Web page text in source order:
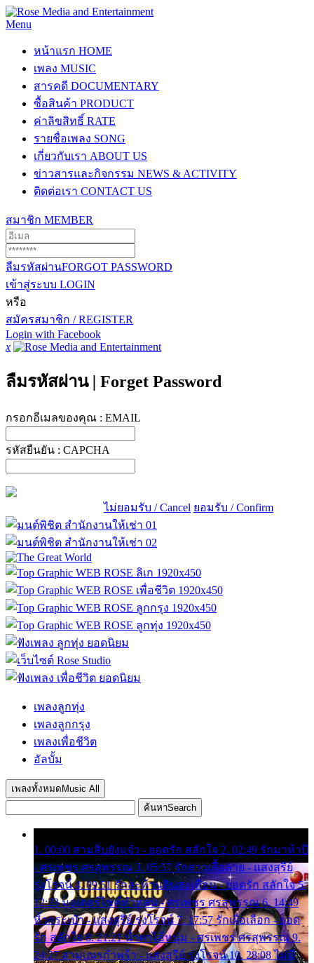
Menu
หน้าแรก HOME
เพลง MUSIC
สารคดี DOCUMENTARY
ซื้อสินค้า PRODUCT
ค่าลิขสิทธิ์ RATE
รายชื่อเพลง SONG
เกี่ยวกับเรา ABOUT US
ข่าวสารและกิจกรรม NEWS & ACTIVITY
ติดต่อเรา CONTACT US
สมาชิก MEMBER
ลืมรหัสผ่านFORGOT PASSWORD
เข้าสู่ระบบ LOGIN
หรือ
สมัครสมาชิก / REGISTER
Login with Facebook
x
ลืมรหัสผ่าน | Forget Password
กรอกอีเมลของคุณ : EMAIL
รหัสยืนยัน : CAPCHA
ไม่ยอมรับ / Cancel ยอมรับ / Confirm
เพลงลูกทุ่ง
เพลงลูกกรุง
เพลงเพื่อชีวิต
อัลบั้ม
เพลงทั้งหมด Music All
ค้นหาSearch
1. 00:00 สามสิบยังแจ๋ว - ยอดรัก สลักใจ 2. 02:49 รักมาห้าปี
- ศรเพชร ศรสุพรรณ 3. 05:57 รักสาวเสื้อลาย - แสงสุรีย์
รุ่งโรจน์ 4. 09:51 รักสะท้านดินสะเทือน - ยอดรัก สลักใจ 5.
12:23 มอเตอร์ไซค์ทำหล่น - ศรเพชร ศรสุพรรณ 6. 14:49
หิ้วกระเป๋า - แสงสุรีย์ รุ่งโรจน์ 7. 17:57 รักเผื่อเลือก - ยอด
รัก สลักใจ 8. 21:21 น้ำตาไอ้หนุ่ม - ศรเพชร ศรสุพรรณ 9.
24:27 สามเณรกำพร้า - แสงสุรีย์ รุ่งโรจน์ 10. 28:08 ไม่มี